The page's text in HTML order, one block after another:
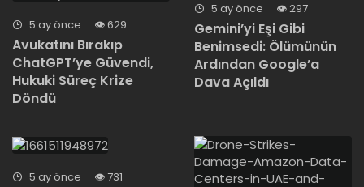
5 ay önce 629
Avukatını Bırakıp
ChatGPT’ye Güvendi,
Hukuki Süreç Krize
Döndü
5 ay önce 297
Gemini’yi Eşi Gibi
Benimsedi: Ölümünün
Ardından Google’a
Dava Açıldı
5 ay önce 731